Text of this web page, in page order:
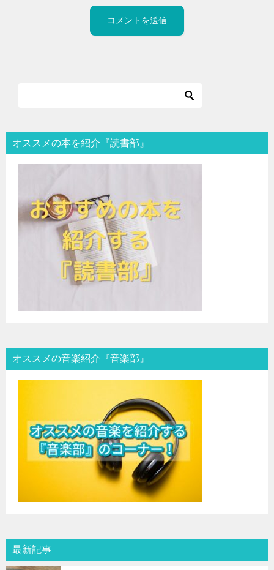
オススメの本を紹介『読書部』
オススメの音楽紹介『音楽部』
最新記事